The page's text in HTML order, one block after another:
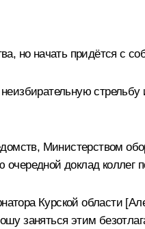
но начать придётся с
стрельбу
Министерством
доклад коллег
Курской области [
заняться этим